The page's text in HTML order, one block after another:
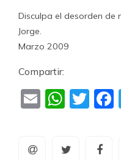
Disculpa el desorden de
Jorge.
Marzo 2009
Compartir:
Email